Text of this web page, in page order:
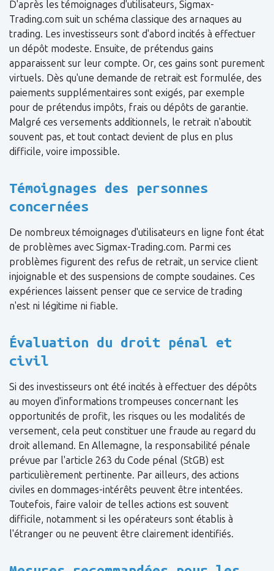
D'après les témoignages d'utilisateurs, Sigmax-
Trading.com suit un schéma classique des arnaques au
trading. Les investisseurs sont d'abord incités à effectuer
un dépôt modeste. Ensuite, de prétendus gains
apparaissent sur leur compte. Or, ces gains sont purement
virtuels. Dès qu'une demande de retrait est formulée, des
paiements supplémentaires sont exigés, par exemple
pour de prétendus impôts, frais ou dépôts de garantie.
Malgré ces versements additionnels, le retrait n'aboutit
souvent pas, et tout contact devient de plus en plus
difficile, voire impossible.
Témoignages des personnes
concernées
De nombreux témoignages d'utilisateurs en ligne font état
de problèmes avec Sigmax-Trading.com. Parmi ces
problèmes figurent des refus de retrait, un service client
injoignable et des suspensions de compte soudaines. Ces
expériences laissent penser que ce service de trading
n'est ni légitime ni fiable.
Évaluation du droit pénal et
civil
Si des investisseurs ont été incités à effectuer des dépôts
au moyen d'informations trompeuses concernant les
opportunités de profit, les risques ou les modalités de
versement, cela peut constituer une fraude au regard du
droit allemand. En Allemagne, la responsabilité pénale
prévue par l'article 263 du Code pénal (StGB) est
particulièrement pertinente. Par ailleurs, des actions
civiles en dommages-intérêts peuvent être intentées.
Toutefois, faire valoir de telles actions est souvent
difficile, notamment si les opérateurs sont établis à
l'étranger ou ne peuvent être clairement identifiés.